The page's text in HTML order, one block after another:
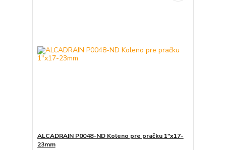
ALCADRAIN P0048-ND Koleno pre pračku 1"x17-
23mm